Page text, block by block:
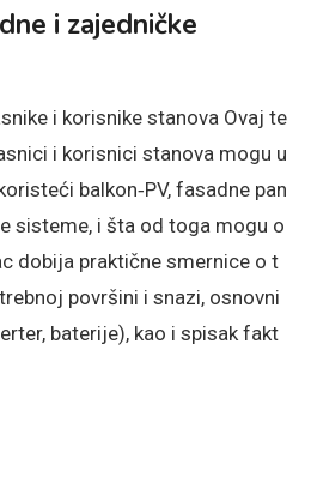
i zajedničke
i korisnike stanova Ovaj te
i korisnici stanova mogu u
balkon‑PV, fasadne pan
sisteme, i šta od toga mogu o
dobija praktične smernice o t
površini i snazi, osnovni
baterije), kao i spisak fakt